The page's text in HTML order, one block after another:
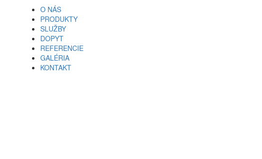
O NÁS
PRODUKTY
SLUŽBY
DOPYT
REFERENCIE
GALÉRIA
KONTAKT